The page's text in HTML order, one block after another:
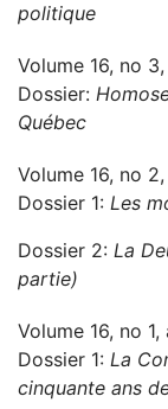
politique
Volume 16, no
Dossier:
Québec
Volume 16, no
Dossier 1: Les
Dossier 2: La
partie)
Volume 16, no
Dossier 1: La
cinquante ans